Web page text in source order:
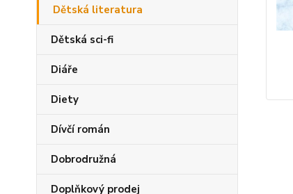
Dětská literatura
Dětská sci-fi
Diáře
Diety
Dívčí román
Dobrodružná
Doplňkový prodej